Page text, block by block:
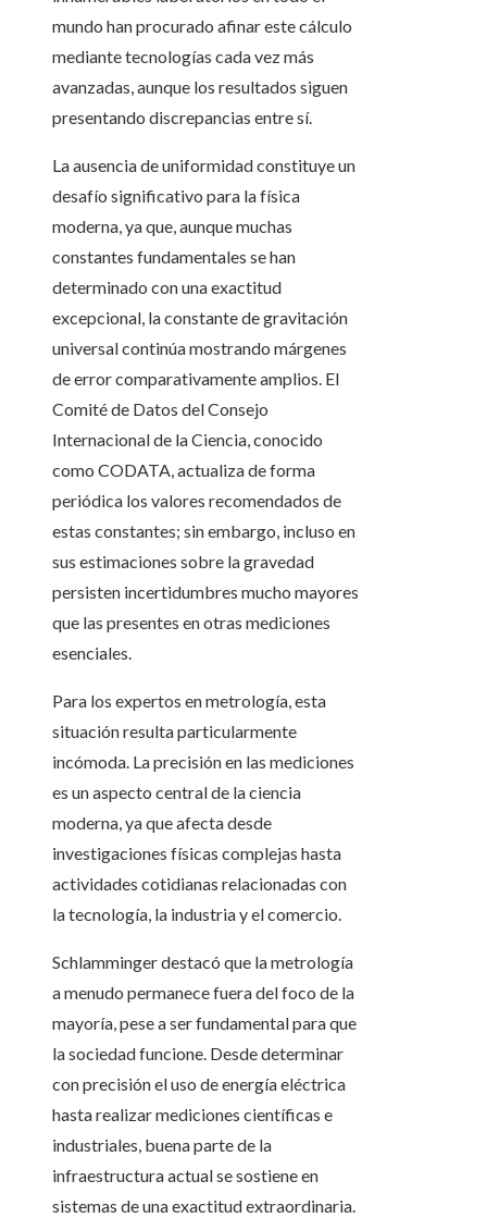
mundo han procurado afinar este cálculo
mediante tecnologías cada vez más
avanzadas, aunque los resultados siguen
presentando discrepancias entre sí.
La ausencia de uniformidad constituye un
desafío significativo para la física
moderna, ya que, aunque muchas
constantes fundamentales se han
determinado con una exactitud
excepcional, la constante de gravitación
universal continúa mostrando márgenes
de error comparativamente amplios. El
Comité de Datos del Consejo
Internacional de la Ciencia, conocido
como CODATA, actualiza de forma
periódica los valores recomendados de
estas constantes; sin embargo, incluso en
sus estimaciones sobre la gravedad
persisten incertidumbres mucho mayores
que las presentes en otras mediciones
esenciales.
Para los expertos en metrología, esta
situación resulta particularmente
incómoda. La precisión en las mediciones
es un aspecto central de la ciencia
moderna, ya que afecta desde
investigaciones físicas complejas hasta
actividades cotidianas relacionadas con
la tecnología, la industria y el comercio.
Schlamminger destacó que la metrología
a menudo permanece fuera del foco de la
mayoría, pese a ser fundamental para que
la sociedad funcione. Desde determinar
con precisión el uso de energía eléctrica
hasta realizar mediciones científicas e
industriales, buena parte de la
infraestructura actual se sostiene en
sistemas de una exactitud extraordinaria.